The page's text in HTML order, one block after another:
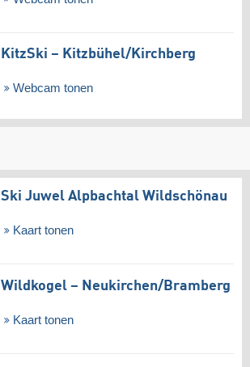
KitzSki – Kitzbühel/​Kirchberg
Webcam tonen
Ski Juwel Alpbachtal Wildschönau
Kaart tonen
Wildkogel – Neukirchen/​Bramberg
Kaart tonen